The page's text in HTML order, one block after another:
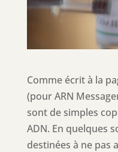
Comme écrit à la
(pour ARN
sont de simples
ADN. En quelques
destinées à ne pas